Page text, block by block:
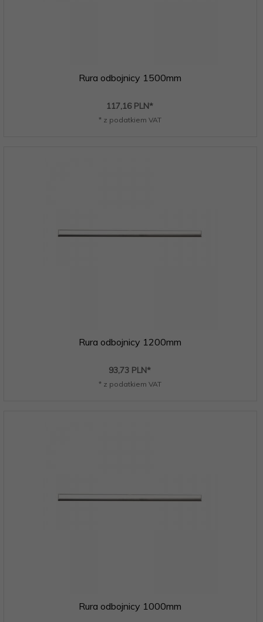
Rura odbojnicy 1500mm
117,16 PLN*
* z podatkiem VAT
Rura odbojnicy 1200mm
93,73 PLN*
* z podatkiem VAT
Rura odbojnicy 1000mm